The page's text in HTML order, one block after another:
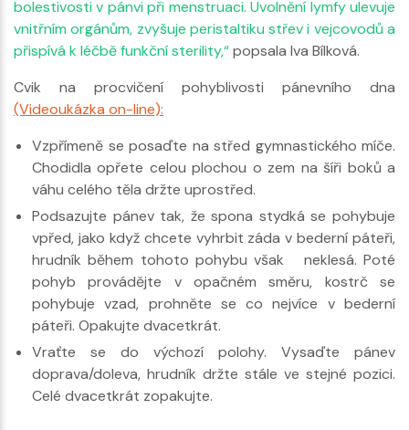
bolestivosti v pánvi při menstruaci. Uvolnění lymfy ulevuje
vnitřním orgánům, zvyšuje peristaltiku střev i vejcovodů a
přispívá k léčbě funkční sterility,“popsala Iva Bílková.
Cvik na procvičení pohyblivosti pánevního dna
(Videoukázka on-line):
Vzpřímeně se posaďte na střed gymnastického míče.
Chodidla opřete celou plochou o zem na šíři boků a
váhu celého těla držte uprostřed.
Podsazujte pánev tak, že spona stydká se pohybuje
vpřed, jako když chcete vyhrbit záda v bederní páteři,
hrudník během tohoto pohybu však neklesá. Poté
pohyb provádějte v opačném směru, kostrč se
pohybuje vzad, prohněte se co nejvíce v bederní
páteři. Opakujte dvacetkrát.
Vraťte se do výchozí polohy. Vysaďte pánev
doprava/doleva, hrudník držte stále ve stejné pozici.
Celé dvacetkrát zopakujte.